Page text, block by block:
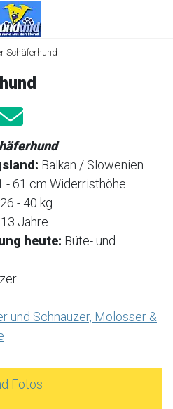
Schäferhund
Balkan / Slowenien
- 61 cm Widerristhöhe
26 - 40 kg
Jahre
heute: Büte- und
und Schnauzer, Molosser &
Fotos